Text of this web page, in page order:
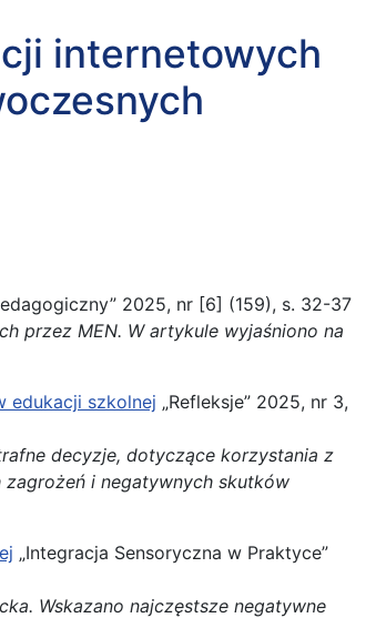
internetowych
2025, nr [6] (159), s. 32-37
przez MEN. W artykule wyjaśniono na
edukacji szkolnej „Refleksje” 2025, nr 3,
decyzje, dotyczące korzystania z
i negatywnych skutków
„Integracja Sensoryczna w Praktyce”
Wskazano najczęstsze negatywne